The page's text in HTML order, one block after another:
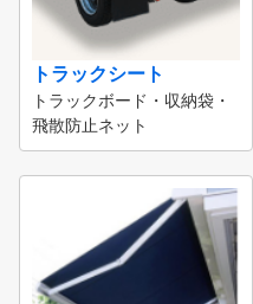
トラックシート
トラックボード・収納袋・
飛散防止ネット